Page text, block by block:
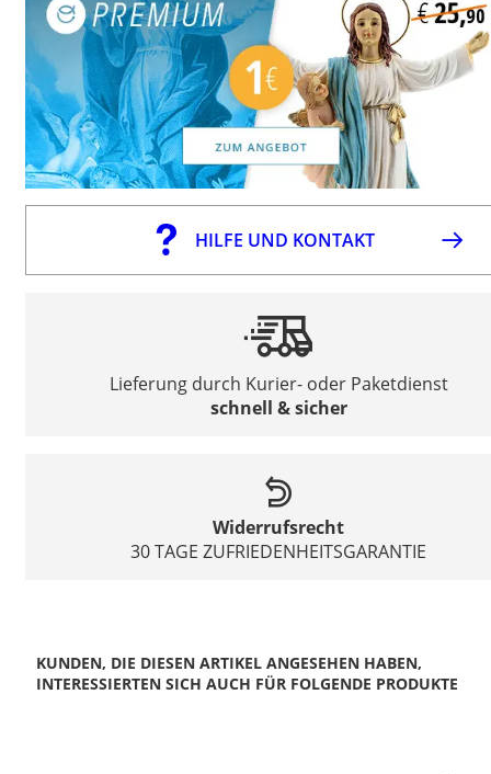
HILFE UND KONTAKT
Lieferung durch Kurier- oder Paketdienst
schnell & sicher
Widerrufsrecht
30 TAGE ZUFRIEDENHEITSGARANTIE
KUNDEN, DIE DIESEN ARTIKEL ANGESEHEN HABEN,
INTERESSIERTEN SICH AUCH FÜR FOLGENDE PRODUKTE